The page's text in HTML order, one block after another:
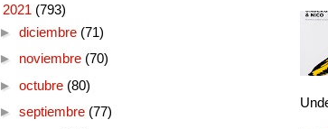
2021 (793)
► diciembre (71)
► noviembre (70)
► octubre (80)
► septiembre (77)